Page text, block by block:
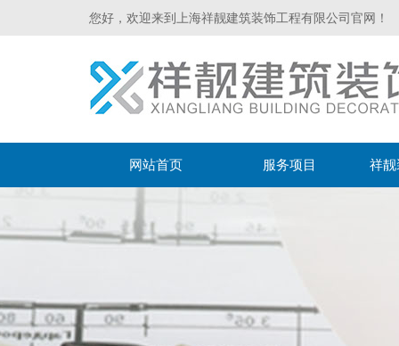
您好，欢迎来到上海祥靓建筑装饰工程有限公司官网！
网站首页 服务项目 祥